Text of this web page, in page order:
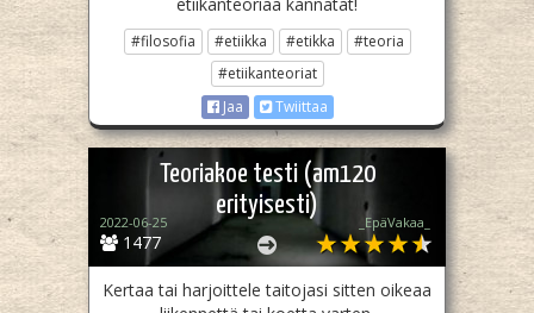
etiikanteoriaa kannatat!
#filosofia #etiikka #etikka
#teoria
#etiikanteoriat
Jaa
Twiittaa
Teoriakoe testi (am120
erityisesti)
1477
2022-06-25 _EpäVakaa_
Kertaa tai harjoittele taitojasi sitten oikeaa